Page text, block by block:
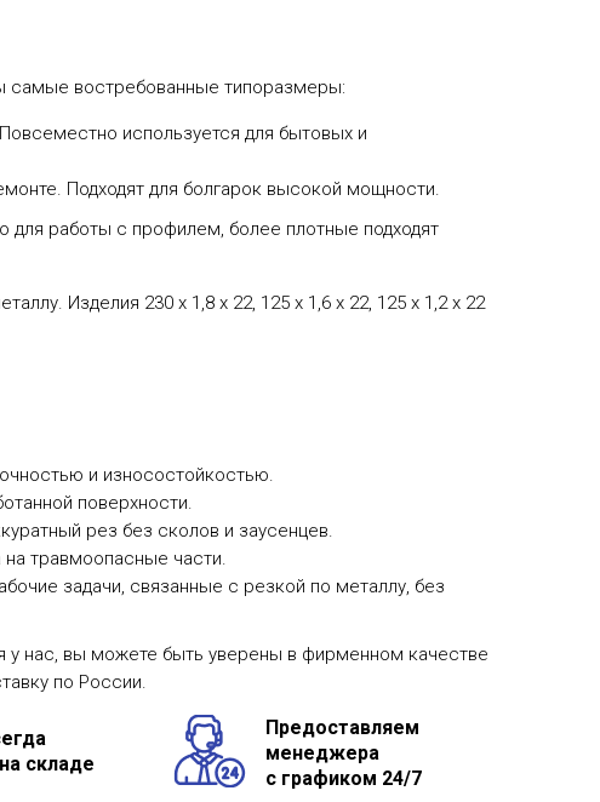
самые востребованные типоразмеры:
используется для бытовых и
Подходят для болгарок высокой мощности.
работы с профилем, более плотные подходят
Изделия 230 х 1,8 х 22, 125 х 1,6 х 22, 125 х 1,2 х 22
и износостойкостью.
поверхности.
рез без сколов и заусенцев.
травмоопасные части.
задачи, связанные с резкой по металлу, без
у нас, вы можете быть уверены в фирменном качестве
по России.
складе
Предоставляем
менеджера
с графиком 24/7